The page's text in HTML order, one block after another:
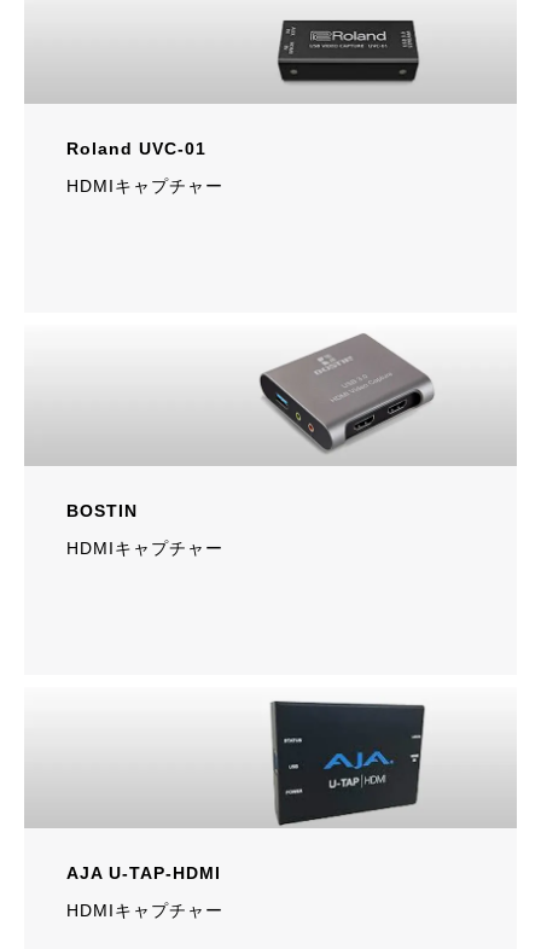
Roland UVC-01
HDMIキャプチャー
BOSTIN
HDMIキャプチャー
AJA U-TAP-HDMI
HDMIキャプチャー